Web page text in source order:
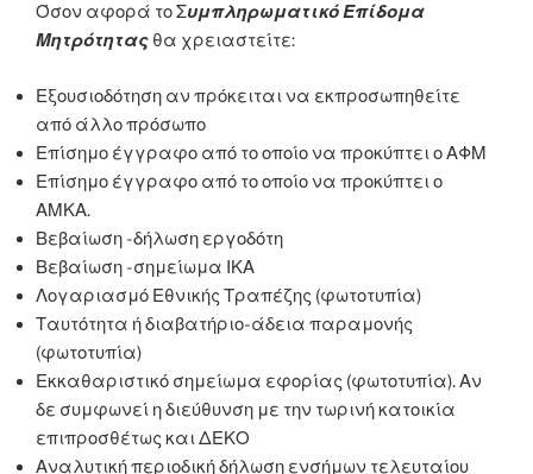
Όσον αφορά το Συμπληρωματικό Επίδομα
Μητρότητας θα χρειαστείτε:
Εξουσιοδότηση αν πρόκειται να εκπροσωπηθείτε
από άλλο πρόσωπο
Επίσημο έγγραφο από το οποίο να προκύπτει ο ΑΦΜ
Επίσημο έγγραφο από το οποίο να προκύπτει ο
ΑΜΚΑ.
Βεβαίωση -δήλωση εργοδότη
Βεβαίωση -σημείωμα ΙΚΑ
Λογαριασμό Εθνικής Τραπέζης (φωτοτυπία)
Ταυτότητα ή διαβατήριο-άδεια παραμονής
(φωτοτυπία)
Εκκαθαριστικό σημείωμα εφορίας (φωτοτυπία). Αν
δε συμφωνεί η διεύθυνση με την τωρινή κατοικία
επιπροσθέτως και ΔΕΚΟ
Αναλυτική περιοδική δήλωση ενσήμων τελευταίου